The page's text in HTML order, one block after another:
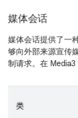
媒体会话
媒体会话提供了一
够向外部来源宣传
制请求。在 Media3
类